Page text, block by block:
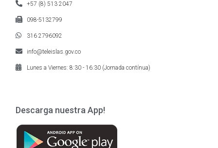
+57 (8) 513 2047
098-5132799
316 2796092
info@teleislas.gov.co
Lunes a Viernes: 8:30 - 16:30 (Jornada contínua)
Descarga nuestra App!